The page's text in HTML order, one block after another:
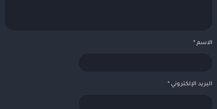
الاسم *
البريد الإلكتروني *